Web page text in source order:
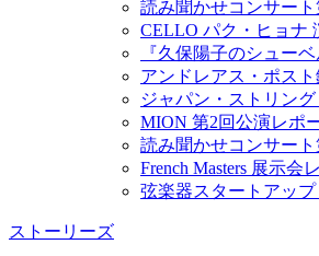
読み聞かせコンサート
CELLO パク・ヒョナ
『久保陽子のシュー
アンドレアス・ポス
ジャパン・ストリン
MION 第2回公演レポ
読み聞かせコンサート
French Masters 展示会
弦楽器スタートアッ
ストーリーズ